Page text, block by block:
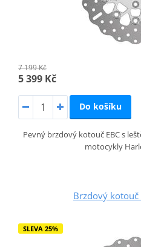
7 199 Kč
5 399 Kč
Do košíku
Pevný brzdový kotouč EBC s
motocykly
Brzdový kotouč
SLEVA 25%